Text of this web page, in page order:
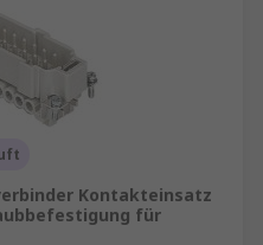
Kontakteinsatz
für